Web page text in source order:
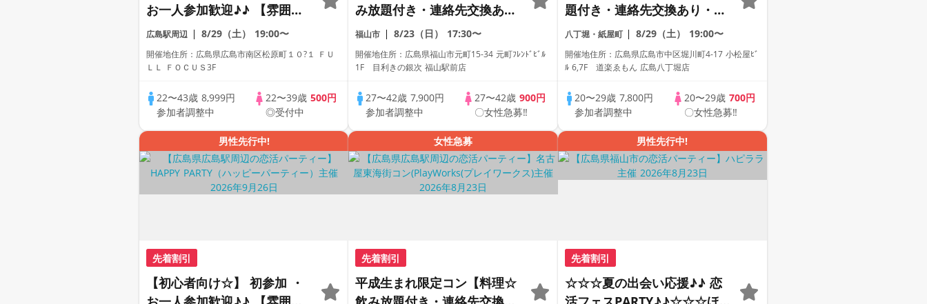
お一人参加歓迎♪♪ 【雰囲気
がわかる動画紹介中】週末プ
レミアム街コン
広島駅周辺 8/29（土） 19:00〜
開催地住所：広島県広島市南区松原町１０?１ ＦＵ
ＬＬ ＦＯＣＵＳ3F
22〜43歳 8,999円
参加者調整中
22〜39歳 500円
◎受付中
み放題付き・連絡先交換あ
り・完全着席型】１名参加多
数・初参加も大歓迎☆
福山市 8/23（日） 17:30〜
開催地住所：広島県福山市元町15-34 元町ﾌﾚﾝﾄﾞﾋﾞﾙ
1F 目利きの銀次 福山駅前店
27〜42歳 7,900円
参加者調整中
27〜42歳900円
〇女性急募‼
題付き・連絡先交換あり・完
全着席型】１名参加多数・初
参加も大歓迎☆プレイワーク
ス主催☆
八丁堀・紙屋町 8/29（土） 19:00〜
開催地住所：広島県広島市中区堀川町4-17 小松屋ﾋﾞ
ﾙ 6,7F 道楽ゑもん 広島八丁堀店
20〜29歳7,800円
参加者調整中
20〜29歳 700円
〇女性急募‼
男性先行中!
先着割引
【初心者向け☆】 初参加 ・
女性急募
先着割引
平成生まれ限定コン【料理☆
男性先行中!
先着割引
☆☆☆夏の出会い応援♪♪ 恋